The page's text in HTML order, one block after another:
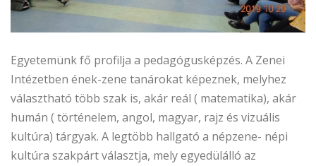
Egyetemünk fő profilja a pedagógusképzés. A Zenei
Intézetben ének-zene tanárokat képeznek, melyhez
választható több szak is, akár reál ( matematika), akár
humán ( történelem, angol, magyar, rajz és vizuális
kultúra) tárgyak. A legtöbb hallgató a népzene- népi
kultúra szakpárt választja, mely egyedülálló az